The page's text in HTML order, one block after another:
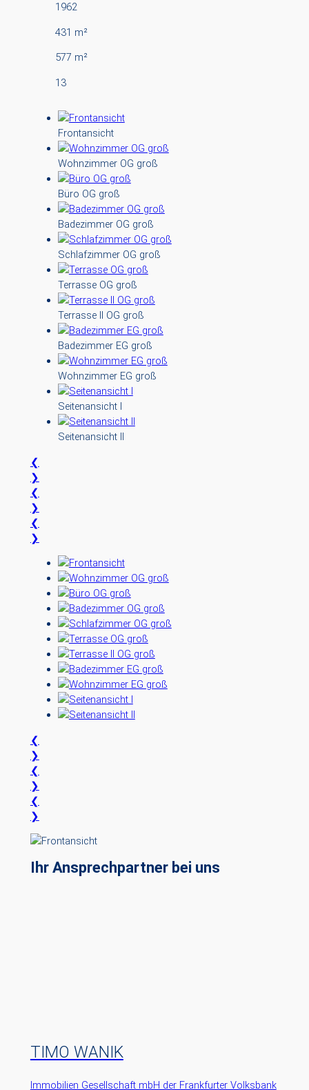
1962
431 m²
577 m²
13
Frontansicht
Wohnzimmer OG groß
Büro OG groß
Badezimmer OG groß
Schlafzimmer OG groß
Terrasse OG groß
Terrasse II OG groß
Badezimmer EG groß
Wohnzimmer EG groß
Seitenansicht I
Seitenansicht II
❮
❯
❮
❯
❮
❯
❮
❯
❮
❯
❮
❯
Ihr Ansprechpartner bei uns
TIMO WANIK
Immobilien Gesellschaft mbH der Frankfurter Volksbank